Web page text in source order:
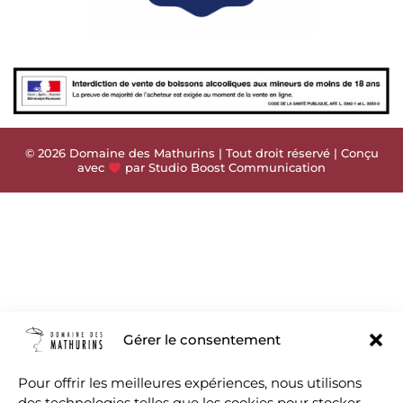
Gérer le consentement
Pour offrir les meilleures expériences, nous utilisons
© 2026 Domaine des Mathurins | Tout droit réservé | Conçu
avec
par Studio Boost Communication